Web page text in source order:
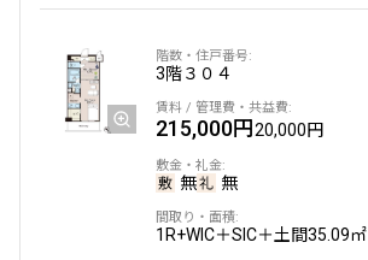
3階３０４
215,000円20,000円
無 無
1R+WIC＋SIC＋土間35.09㎡